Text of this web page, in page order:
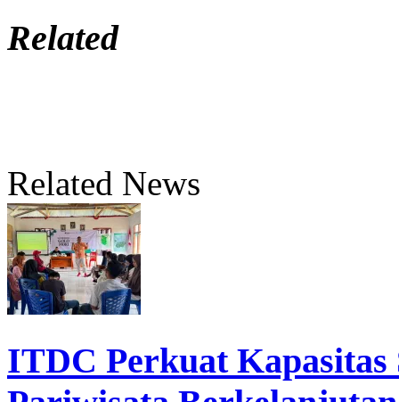
Related
Related News
ITDC Perkuat